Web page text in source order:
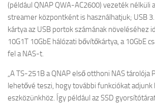
(például QNAP QWA-AC2600) vezeték nélküli
streamer központként is használhatjuk; USB
kártya az USB portok számának növeléséhez
10G1T 10GbE hálózati bővítőkártya, a 10GbE
fel a NAS-t.
„A TS-251B aQNAPelső otthoni NAS tárolója
lehetővé teszi, hogy további funkciókat adjunk
eszközünkhöz. Így például az SSD